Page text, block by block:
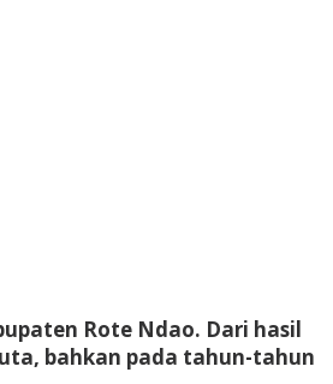
Rote Ndao. Dari hasil
bahkan pada tahun-tahun